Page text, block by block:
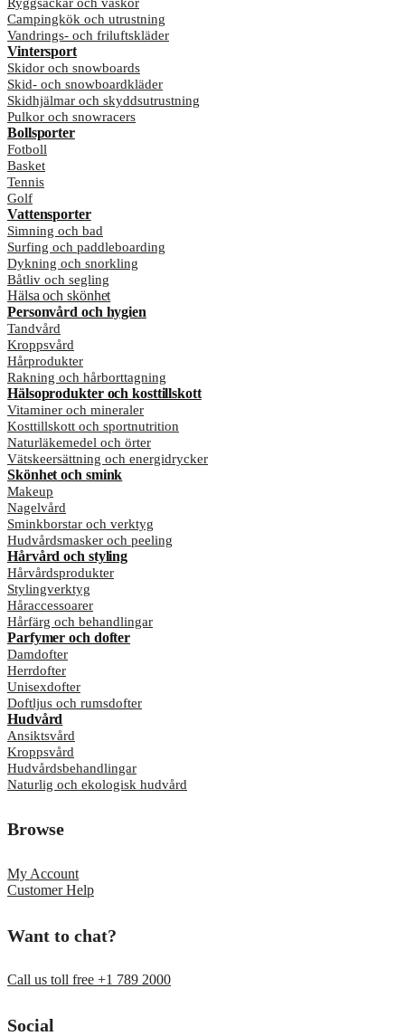
Campingkök och utrustning
Vandrings- och friluftskläder
Vintersport
Skidor och snowboards
Skid- och snowboardkläder
Skidhjälmar och skyddsutrustning
Pulkor och snowracers
Bollsporter
Fotboll
Basket
Tennis
Golf
Vattensporter
Simning och bad
Surfing och paddleboarding
Dykning och snorkling
Båtliv och segling
Hälsa och skönhet
Personvård och hygien
Tandvård
Kroppsvård
Hårprodukter
Rakning och hårborttagning
Hälsoprodukter och kosttillskott
Vitaminer och mineraler
Kosttillskott och sportnutrition
Naturläkemedel och örter
Vätskeersättning och energidrycker
Skönhet och smink
Makeup
Nagelvård
Sminkborstar och verktyg
Hudvårdsmasker och peeling
Hårvård och styling
Hårvårdsprodukter
Stylingverktyg
Håraccessoarer
Hårfärg och behandlingar
Parfymer och dofter
Damdofter
Herrdofter
Unisexdofter
Doftljus och rumsdofter
Hudvård
Ansiktsvård
Kroppsvård
Hudvårdsbehandlingar
Naturlig och ekologisk hudvård
Browse
My Account
Customer Help
Want to chat?
Call us toll free +1 789 2000
Social